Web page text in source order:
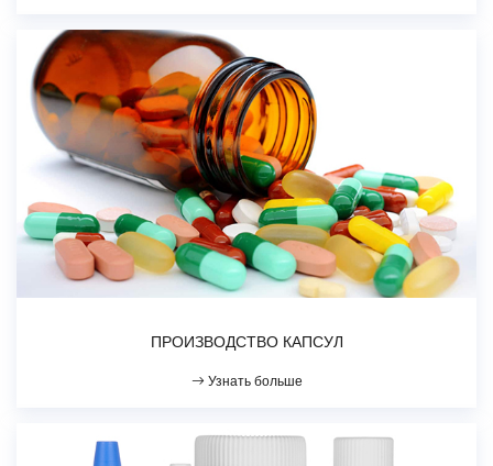
ПРОИЗВОДСТВО КАПСУЛ
Узнать больше